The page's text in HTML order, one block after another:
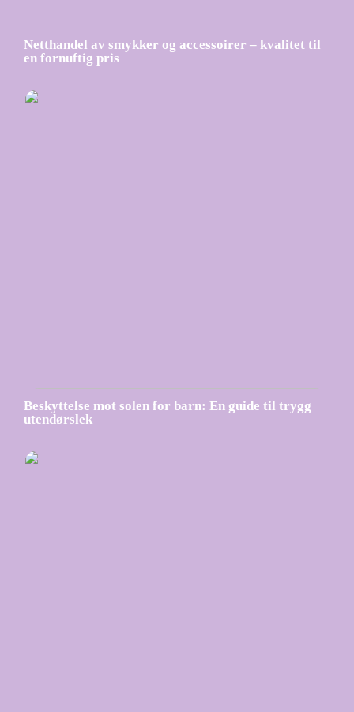
Netthandel av smykker og accessoirer – kvalitet til
en fornuftig pris
Beskyttelse mot solen for barn: En guide til trygg
utendørslek